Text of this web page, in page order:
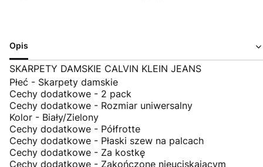
Opis
SKARPETY DAMSKIE CALVIN KLEIN JEANS
Płeć - Skarpety damskie
Cechy dodatkowe - 2 pack
Cechy dodatkowe - Rozmiar uniwersalny
Kolor - Biały/Zielony
Cechy dodatkowe - Półfrotte
Cechy dodatkowe - Płaski szew na palcach
Cechy dodatkowe - Za kostkę
Cechy dodatkowe - Zakończone nieuciskającym